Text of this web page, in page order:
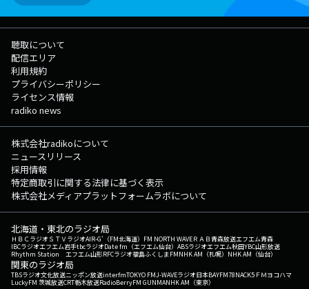
聴取について
配信エリア
利用規約
プライバシーポリシー
ライセンス情報
radiko news
株式会社radikoについて
ニュースリリース
採用情報
特定商取引に関する法律に基づく表示
株式会社メディアプラットフォームラボについて
北海道・東北のラジオ局
ＨＢＣラジオＳＴＶラジオAIR-G'（FM北海道） FM NORTH WAVEＲＡＢ青森放送エフエム青森
IBCラジオエフエム岩手tbcラジオDate fm（エフエム仙台） ABSラジオエフエム秋田YBC山形放送
Rhythm Station エフエム山形RFCラジオ福島ふくしまFMNHK AM（札幌） NHK AM（仙台）
関東のラジオ局
TBSラジオ文化放送ニッポン放送interfmTOKYO FMJ-WAVEラジオ日本BAYFM78NACK5 ＦＭヨコハマ
LuckyFM 茨城放送CRT栃木放送RadioBerryFM GUNMANHK AM（東京）